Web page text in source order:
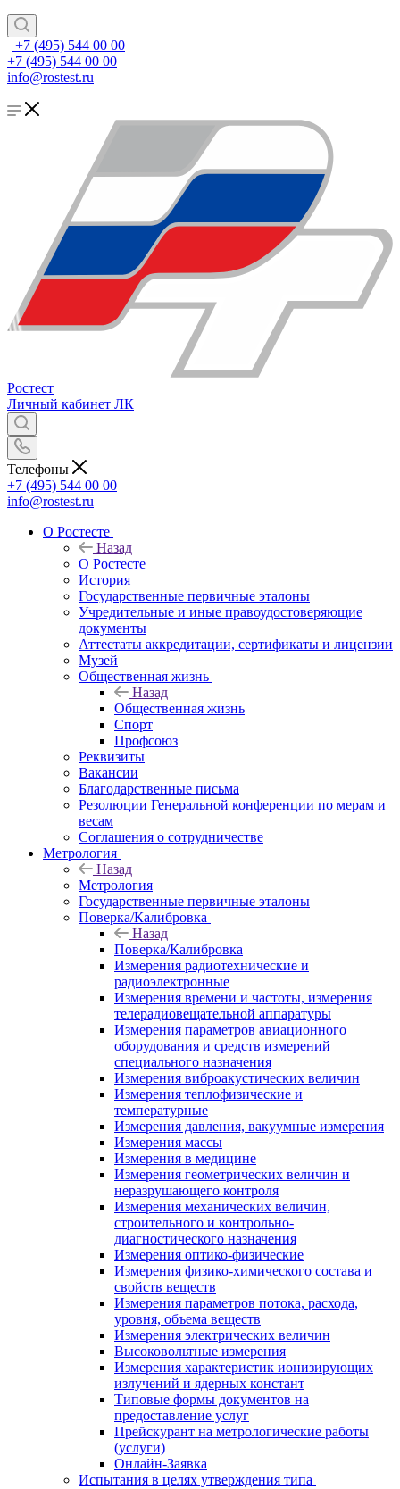
+7 (495) 544 00 00
+7 (495) 544 00 00
info@rostest.ru
Ростест
Личный кабинет ЛК
Телефоны
+7 (495) 544 00 00
info@rostest.ru
О Ростесте
Назад
О Ростесте
История
Государственные первичные эталоны
Учредительные и иные правоудостоверяющие
документы
Аттестаты аккредитации, сертификаты и лицензии
Музей
Общественная жизнь
Назад
Общественная жизнь
Спорт
Профсоюз
Реквизиты
Вакансии
Благодарственные письма
Резолюции Генеральной конференции по мерам и
весам
Соглашения о сотрудничестве
Метрология
Назад
Метрология
Государственные первичные эталоны
Поверка/Калибровка
Назад
Поверка/Калибровка
Измерения радиотехнические и
радиоэлектронные
Измерения времени и частоты, измерения
телерадиовещательной аппаратуры
Измерения параметров авиационного
оборудования и средств измерений
специального назначения
Измерения виброакустических величин
Измерения теплофизические и
температурные
Измерения давления, вакуумные измерения
Измерения массы
Измерения в медицине
Измерения геометрических величин и
неразрушающего контроля
Измерения механических величин,
строительного и контрольно-
диагностического назначения
Измерения оптико-физические
Измерения физико-химического состава и
свойств веществ
Измерения параметров потока, расхода,
уровня, объема веществ
Измерения электрических величин
Высоковольтные измерения
Измерения характеристик ионизирующих
излучений и ядерных констант
Типовые формы документов на
предоставление услуг
Прейскурант на метрологические работы
(услуги)
Онлайн-Заявка
Испытания в целях утверждения типа